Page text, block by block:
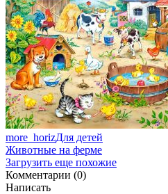
more_horizДля детей
Животные на ферме
Загрузить еще похожие
Комментарии (0)
Написать